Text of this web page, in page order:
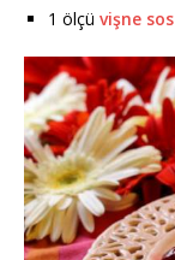
1 ölçü vişne sos